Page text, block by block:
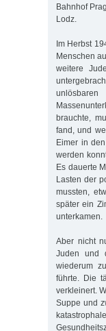
Bahnhof
Lodz.
Im Herbst
Menschen
weitere
brauchte,
fand, und
Eimer in
werden
Es dauerte
Lasten der
mussten,
später ein
unterkamen.
Aber nicht
Juden und
wiederum
führte. Die
verkleinert.
Suppe und